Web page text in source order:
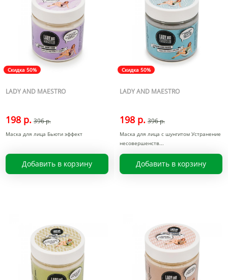
Скидка 50%
LADY AND MAESTRO
198 р. 396 р.
Маска для лица Бьюти эффект
Добавить в корзину
Скидка 50%
LADY AND MAESTRO
198 р. 396 р.
Маска для лица с шунгитом Устранение
несовершенств
Добавить в корзину